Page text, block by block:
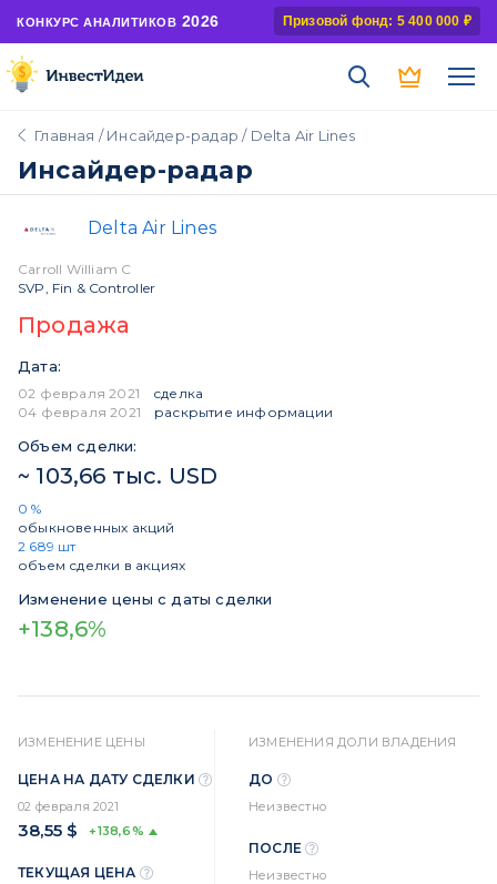
КОНКУРС АНАЛИТИКОВ 2026 Призовой фонд: 5 400 000 ₽
Главная /Инсайдер-радар / Delta Air Lines
Инсайдер-радар
Delta Air Lines
Carroll William C
SVP, Fin & Controller
Продажа
Дата:
02 февраля 2021
сделка
04 февраля 2021
раскрытие информации
Объем сделки:
~ 103,66 тыс. USD
0 %
обыкновенных акций
2 689 шт
объем сделки в акциях
Изменение цены с даты сделки
+138,6%
ИЗМЕНЕНИЕ ЦЕНЫ
ЦЕНА НА ДАТУ СДЕЛКИ
02 февраля 2021
38,55 $ +138,6%
ТЕКУЩАЯ ЦЕНА
ИЗМЕНЕНИЯ ДОЛИ ВЛАДЕНИЯ
ДО
Неизвестно
ПОСЛЕ
Неизвестно